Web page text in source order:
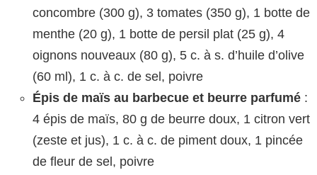
concombre (300 g), 3 tomates (350 g), 1 botte de
menthe (20 g), 1 botte de persil plat (25 g), 4
oignons nouveaux (80 g), 5 c. à s. d’huile d’olive
(60 ml), 1 c. à c. de sel, poivre
Épis de maïs au barbecue et beurre parfumé :
4 épis de maïs, 80 g de beurre doux, 1 citron vert
(zeste et jus), 1 c. à c. de piment doux, 1 pincée
de fleur de sel, poivre